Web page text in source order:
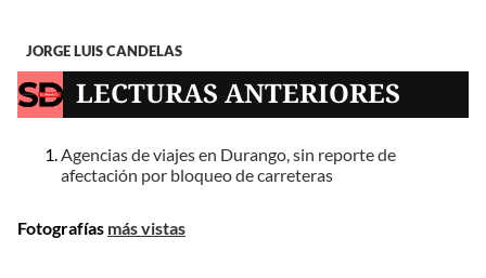
JORGE LUIS CANDELAS
LECTURAS ANTERIORES
Agencias de viajes en Durango, sin reporte de
afectación por bloqueo de carreteras
Fotografías más vistas